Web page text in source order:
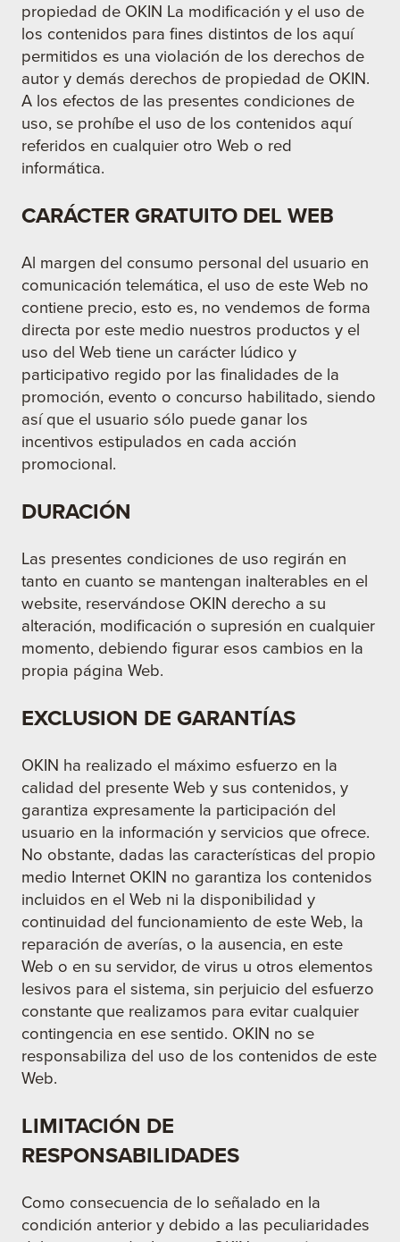
propiedad de OKIN La modificación y el uso de
los contenidos para fines distintos de los aquí
permitidos es una violación de los derechos de
autor y demás derechos de propiedad de OKIN.
A los efectos de las presentes condiciones de
uso, se prohíbe el uso de los contenidos aquí
referidos en cualquier otro Web o red
informática.
CARÁCTER GRATUITO DEL WEB
Al margen del consumo personal del usuario en
comunicación telemática, el uso de este Web no
contiene precio, esto es, no vendemos de forma
directa por este medio nuestros productos y el
uso del Web tiene un carácter lúdico y
participativo regido por las finalidades de la
promoción, evento o concurso habilitado, siendo
así que el usuario sólo puede ganar los
incentivos estipulados en cada acción
promocional.
DURACIÓN
Las presentes condiciones de uso regirán en
tanto en cuanto se mantengan inalterables en el
website, reservándose OKIN derecho a su
alteración, modificación o supresión en cualquier
momento, debiendo figurar esos cambios en la
propia página Web.
EXCLUSION DE GARANTÍAS
OKIN ha realizado el máximo esfuerzo en la
calidad del presente Web y sus contenidos, y
garantiza expresamente la participación del
usuario en la información y servicios que ofrece.
No obstante, dadas las características del propio
medio Internet OKIN no garantiza los contenidos
incluidos en el Web ni la disponibilidad y
continuidad del funcionamiento de este Web, la
reparación de averías, o la ausencia, en este
Web o en su servidor, de virus u otros elementos
lesivos para el sistema, sin perjuicio del esfuerzo
constante que realizamos para evitar cualquier
contingencia en ese sentido. OKIN no se
responsabiliza del uso de los contenidos de este
Web.
LIMITACIÓN DE
RESPONSABILIDADES
Como consecuencia de lo señalado en la
condición anterior y debido a las peculiaridades